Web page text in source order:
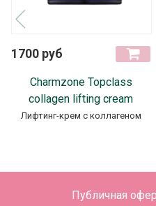
1700 руб
Charmzone Topclass
collagen lifting cream
Лифтинг-крем с коллагеном
Публичная